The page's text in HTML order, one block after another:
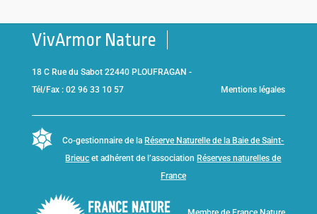
VivArmor Nature
18 C Rue du Sabot 22440 PLOUFRAGAN -
Tél/Fax : 02 96 33 10 57
Mentions légales
Co-gestionnaire de la Réserve Naturelle de la Baie de Saint-
Brieuc et adhérent de l’association Réserves naturelles de
France